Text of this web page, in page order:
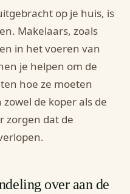
op je huis, is
Makelaars, zoals
in het voeren van
je helpen om de
hoe ze moeten
de koper als de
zorgen dat de
over aan de